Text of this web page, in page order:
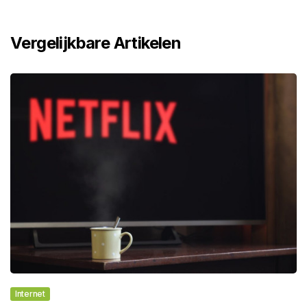
Vergelijkbare Artikelen
Internet